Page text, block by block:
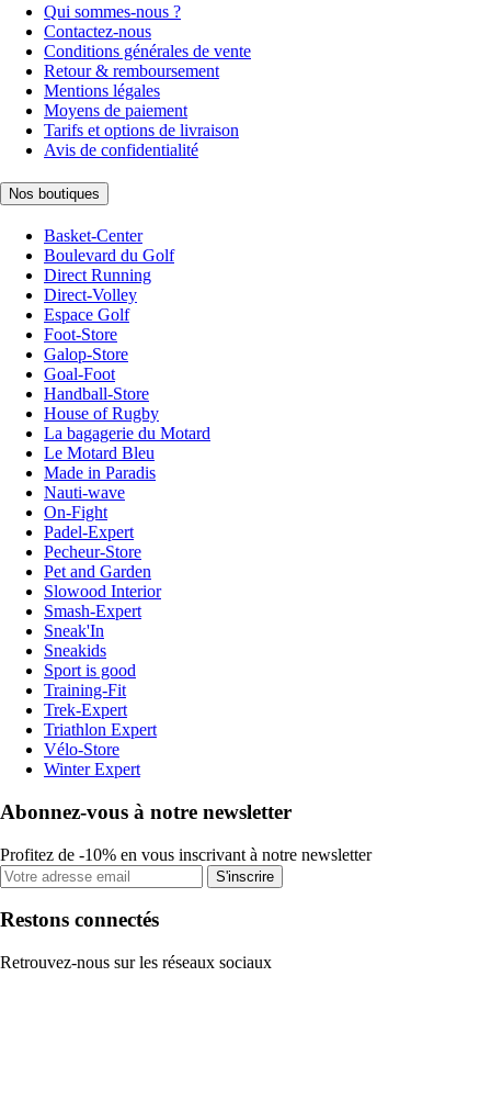
Qui sommes-nous ?
Contactez-nous
Conditions générales de vente
Retour & remboursement
Mentions légales
Moyens de paiement
Tarifs et options de livraison
Avis de confidentialité
Nos boutiques
Basket-Center
Boulevard du Golf
Direct Running
Direct-Volley
Espace Golf
Foot-Store
Galop-Store
Goal-Foot
Handball-Store
House of Rugby
La bagagerie du Motard
Le Motard Bleu
Made in Paradis
Nauti-wave
On-Fight
Padel-Expert
Pecheur-Store
Pet and Garden
Slowood Interior
Smash-Expert
Sneak'In
Sneakids
Sport is good
Training-Fit
Trek-Expert
Triathlon Expert
Vélo-Store
Winter Expert
Abonnez-vous à notre newsletter
Profitez de -10% en vous inscrivant à notre newsletter
S'inscrire
Restons connectés
Retrouvez-nous sur les réseaux sociaux